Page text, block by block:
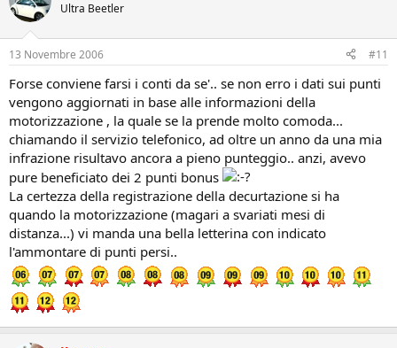
Ultra Beetler
13 Novembre 2006 #11
Forse conviene farsi i conti da se'.. se non erro i dati sui punti
vengono aggiornati in base alle informazioni della
motorizzazione , la quale se la prende molto comoda...
chiamando il servizio telefonico, ad oltre un anno da una mia
infrazione risultavo ancora a pieno punteggio.. anzi, avevo
pure beneficiato dei 2 punti bonus
La certezza della registrazione della decurtazione si ha
quando la motorizzazione (magari a svariati mesi di
distanza...) vi manda una bella letterina con indicato
l'ammontare di punti persi..